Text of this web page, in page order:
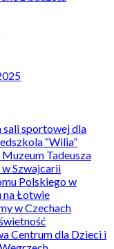
sali sportowej dla
“Wilia”
Tadeusza
Szwajcarii
Polskiego w
na Łotwie
w Czechach
Centrum dla Dzieci i